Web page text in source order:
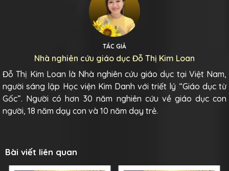
TÁC GIẢ
Nhà nghiên cứu giáo dục Đỗ Thị Kim Loan
Đỗ Thị Kim Loan là Nhà nghiên cứu giáo dục tại Việt Nam,
người sáng lập Học viện Kim Danh với triết lý “Giáo dục từ
Gốc”. Người có hơn 30 năm nghiên cứu về giáo dục con
người, 18 năm dạy con và 10 năm dạy trẻ.
Bài viết liên quan